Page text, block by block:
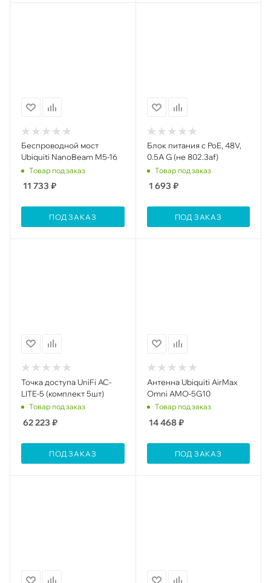
Беспроводной мост
Ubiquiti NanoBeam M5-16
Товар под заказ
11 733 ₽
ПОД ЗАКАЗ
Блок питания с PoE, 48V,
0.5A G (не 802.3af)
Товар под заказ
1 693 ₽
ПОД ЗАКАЗ
Toчка доступа UniFi AC-
LITE-5 (комплект 5шт)
Товар под заказ
62 223 ₽
ПОД ЗАКАЗ
Антенна Ubiquiti AirMax
Omni AMO-5G10
Товар под заказ
14 468₽
ПОД ЗАКАЗ